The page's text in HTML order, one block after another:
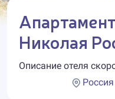
Николая
Описание отеля
Россия